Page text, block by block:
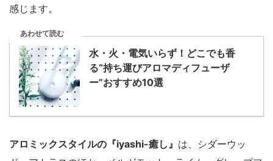
感じます。
あわせて読む
水・火・電気いらず！どこでも香
る“持ち運びアロマディフューザ
ー”おすすめ10選
アロミックスタイルの『iyashi-癒し』 は、シダーウッ